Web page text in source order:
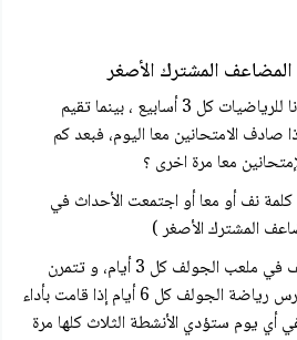
المشترك الأصغر
# تقيم مدرسة الحكمة امتحانا للرياضيات كل 3 أسابيع ، بينما تقيم
كل 5 أسابيع. اذا صادف الامتحانين معا اليوم، فبعد كم
معا مرة اخرى ؟
نف أو معا أو اجتمعت الأحداث في
المشترك الأصغر )
# تضرب ريماس كرات الجولف في ملعب الجولف كل 3 أيام، و تتمرن
على تثبيتها كل 4 أيام، و تمارس رياضة الجولف كل 6 أيام إذا قامت بأداء
أي يوم ستؤدي الأنشطة الثلاث كلها مرة